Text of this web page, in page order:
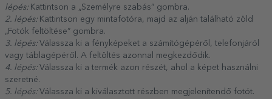
lépés: Kattintson a „Személyre szabás” gombra.
2. lépés: Kattintson egy mintafotóra, majd az alján található zöld
„Fotók feltöltése” gombra.
3. lépés: Válassza ki a fényképeket a számítógépéről, telefonjáról
vagy táblagépéről. A feltöltés azonnal megkezdődik.
4. lépés: Válassza ki a termék azon részét, ahol a képet használni
szeretné.
5. lépés: Válassza ki a kiválasztott részben megjelenítendő fotót.